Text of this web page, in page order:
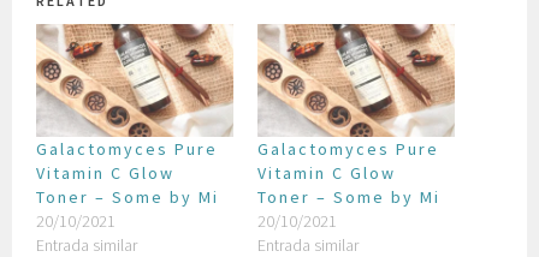
Galactomyces Pure
Vitamin C Glow
Toner – Some by Mi
20/10/2021
Entrada similar
Galactomyces Pure
Vitamin C Glow
Toner – Some by Mi
20/10/2021
Entrada similar